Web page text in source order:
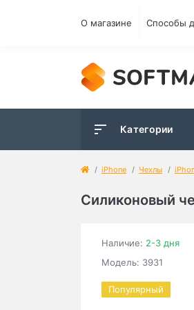
О магазине Способы
Категории
iPhone Чехлы
Силиконовый
Наличие: 2-3 дня
Модель: 3931
Популярный